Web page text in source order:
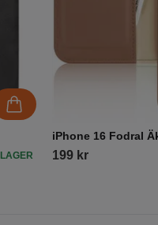
I LAGER
iPhone 16 Fodral
199 kr